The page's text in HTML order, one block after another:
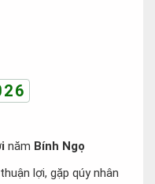
năm Bính Ngọ
lợi, gặp qúy nhân